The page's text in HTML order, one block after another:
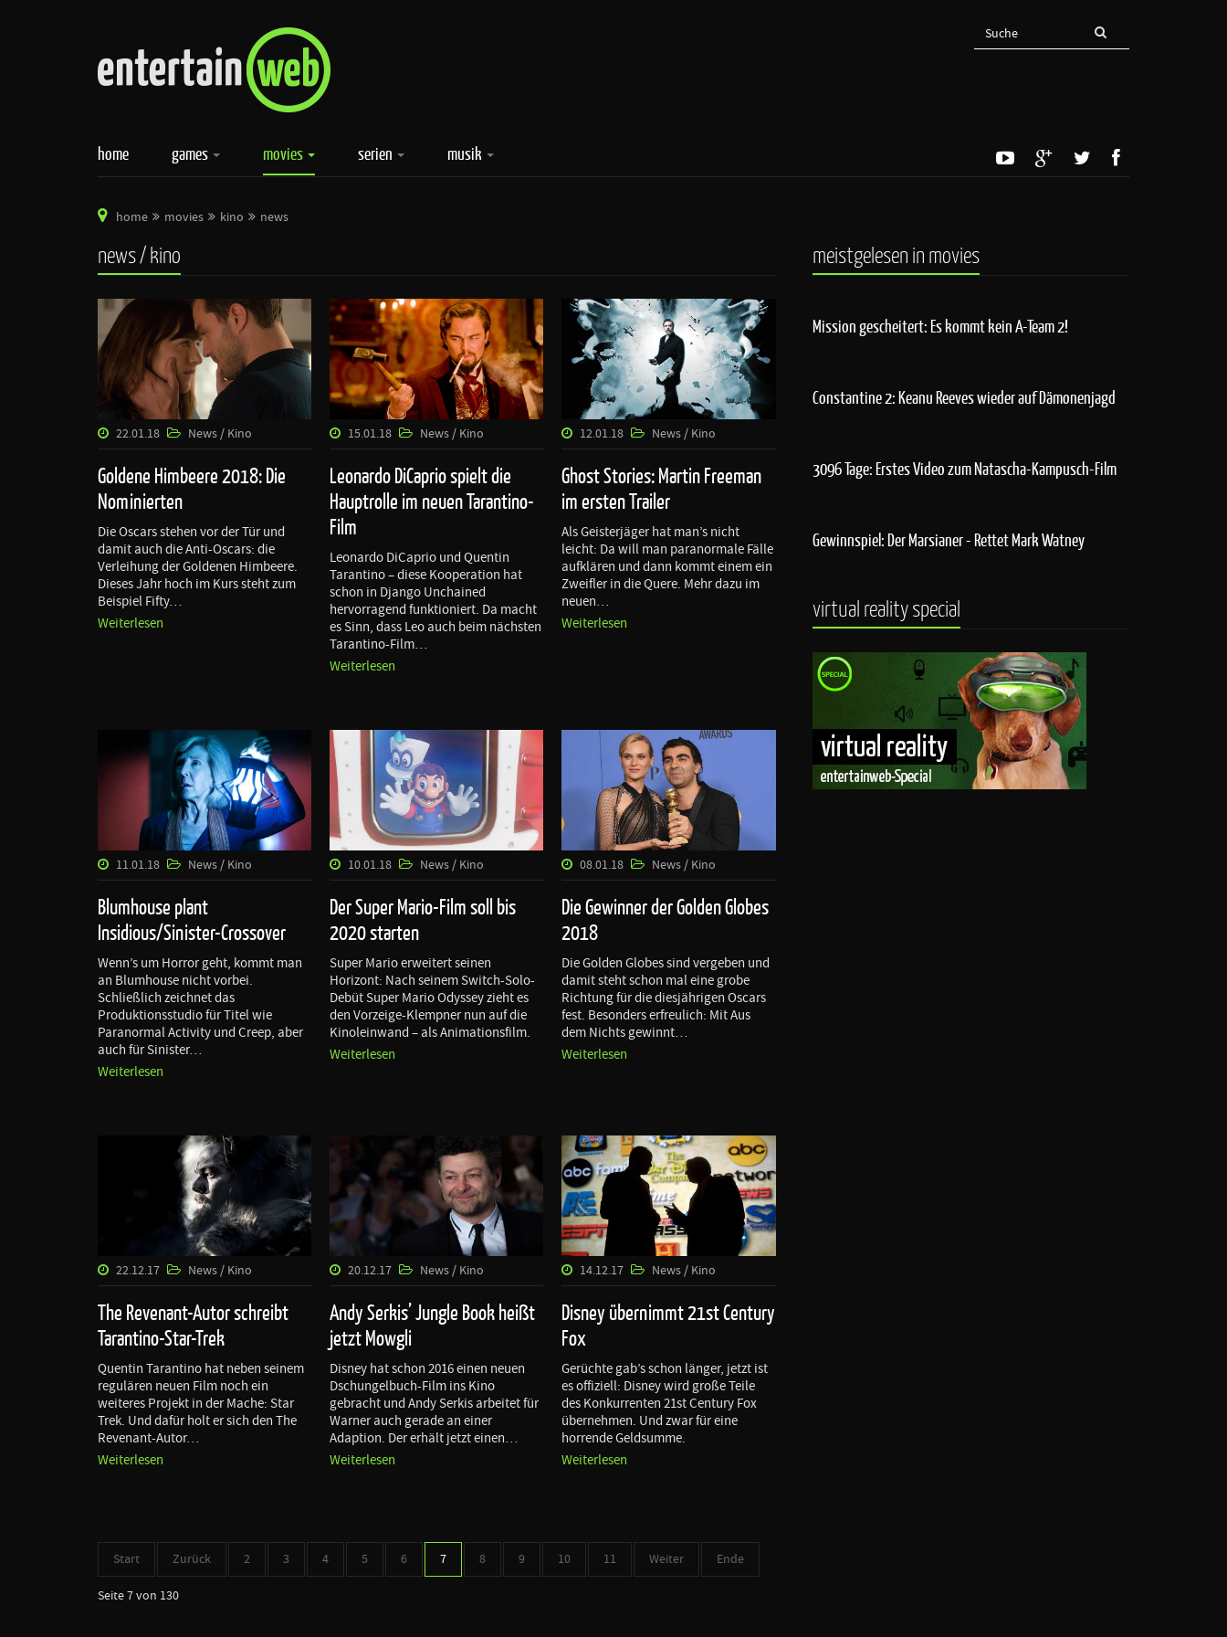
home games movies serien musik
home movies kino news
news / kino
22.01.18 News / Kino
Goldene Himbeere 2018: Die
Nominierten
Die Oscars stehen vor der Tür und
damit auch die Anti-Oscars: die
Verleihung der Goldenen Himbeere.
Dieses Jahr hoch im Kurs steht zum
Beispiel Fifty…
Weiterlesen
15.01.18 News / Kino
Leonardo DiCaprio spielt die
Hauptrolle im neuen Tarantino-
Film
Leonardo DiCaprio und Quentin
Tarantino – diese Kooperation hat
schon in Django Unchained
hervorragend funktioniert. Da macht
es Sinn, dass Leo auch beim nächsten
Tarantino-Film…
Weiterlesen
12.01.18 News / Kino
Ghost Stories: Martin Freeman
im ersten Trailer
Als Geisterjäger hat man’s nicht
leicht: Da will man paranormale Fälle
aufklären und dann kommt einem ein
Zweifler in die Quere. Mehr dazu im
neuen…
Weiterlesen
11.01.18 News / Kino
Blumhouse plant
Insidious/Sinister-Crossover
Wenn’s um Horror geht, kommt man
an Blumhouse nicht vorbei.
Schließlich zeichnet das
Produktionsstudio für Titel wie
Paranormal Activity und Creep, aber
auch für Sinister…
Weiterlesen
10.01.18 News / Kino
Der Super Mario-Film soll bis
2020 starten
Super Mario erweitert seinen
Horizont: Nach seinem Switch-Solo-
Debüt Super Mario Odyssey zieht es
den Vorzeige-Klempner nun auf die
Kinoleinwand – als Animationsfilm.
Weiterlesen
08.01.18 News / Kino
Die Gewinner der Golden Globes
2018
Die Golden Globes sind vergeben und
damit steht schon mal eine grobe
Richtung für die diesjährigen Oscars
fest. Besonders erfreulich: Mit Aus
dem Nichts gewinnt…
Weiterlesen
22.12.17 News / Kino
The Revenant-Autor schreibt
Tarantino-Star-Trek
Quentin Tarantino hat neben seinem
regulären neuen Film noch ein
weiteres Projekt in der Mache: Star
Trek. Und dafür holt er sich den The
Revenant-Autor…
Weiterlesen
20.12.17 News / Kino
Andy Serkis’ Jungle Book heißt
jetzt Mowgli
Disney hat schon 2016 einen neuen
Dschungelbuch-Film ins Kino
gebracht und Andy Serkis arbeitet für
Warner auch gerade an einer
Adaption. Der erhält jetzt einen…
Weiterlesen
14.12.17 News / Kino
Disney übernimmt 21st Century
Fox
Gerüchte gab’s schon länger, jetzt ist
es offiziell: Disney wird große Teile
des Konkurrenten 21st Century Fox
übernehmen. Und zwar für eine
horrende Geldsumme.
Weiterlesen
Start Zurück 2 3 4 5 6 7 8 9 10 11 Weiter Ende
Seite 7 von 130
meistgelesen in movies
Mission gescheitert: Es kommt kein A-Team 2!
Constantine 2: Keanu Reeves wieder auf Dämonenjagd
3096 Tage: Erstes Video zum Natascha-Kampusch-Film
Gewinnspiel: Der Marsianer - Rettet Mark Watney
virtual reality special